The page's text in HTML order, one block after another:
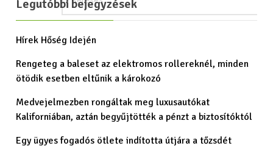
Legutóbbi bejegyzések
Hírek Hőség Idején
Rengeteg a baleset az elektromos rollereknél, minden
ötödik esetben eltűnik a károkozó
Medvejelmezben rongáltak meg luxusautókat
Kaliforniában, aztán begyűjtötték a pénzt a biztosítóktól
Egy ügyes fogadós ötlete indította útjára a tőzsdét